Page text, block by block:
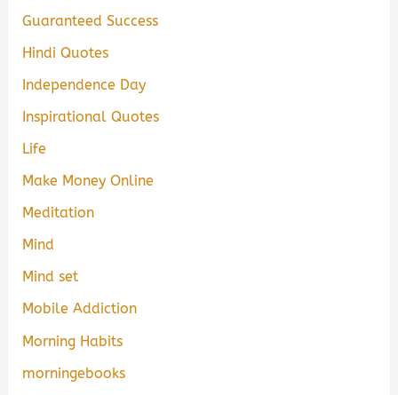
Guaranteed Success
Hindi Quotes
Independence Day
Inspirational Quotes
Life
Make Money Online
Meditation
Mind
Mind set
Mobile Addiction
Morning Habits
morningebooks